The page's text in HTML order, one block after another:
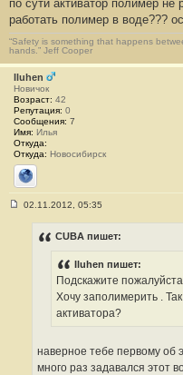
по сути активатор полимер не
работать полимер в воде???
“Safety is something that happens
hands.” Jeff Cooper
Iluhen
Новичок
Возраст: 42
Репутация: 0
Сообщения: 7
Имя: Илья
Откуда:
Откуда: Новосибирск
Сайт
02.11.2012, 05:35
CUBA пишет:
Iluhen пишет:
Подскажите
Хочу заполимерить .
активатора?
наверное тебе первому об
много раз задавался этот